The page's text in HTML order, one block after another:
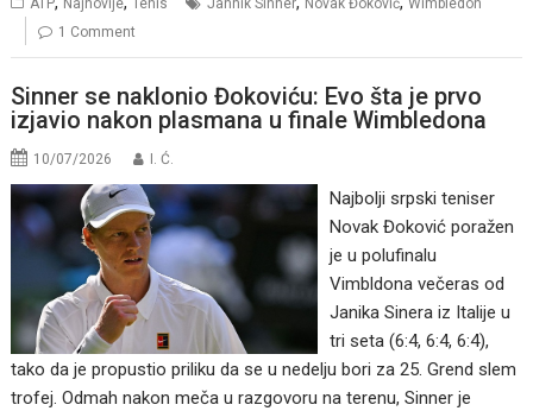
1 Comment
Sinner se naklonio Đokoviću: Evo šta je prvo
izjavio nakon plasmana u finale Wimbledona
10/07/2026 I. Ć.
Najbolji srpski teniser
Novak Đoković poražen
je u polufinalu
Vimbldona večeras od
Janika Sinera iz Italije u
tri seta (6:4, 6:4, 6:4),
tako da je propustio priliku da se u nedelju bori za 25. Grend slem
trofej. Odmah nakon meča u razgovoru na terenu, Sinner je